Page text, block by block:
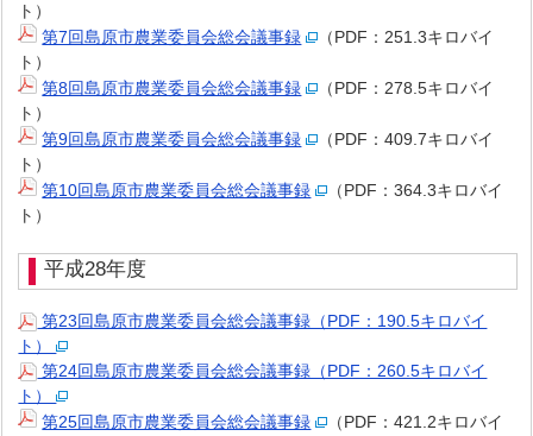
ト）
第7回島原市農業委員会総会議事録
（PDF：251.3キロバイ
ト）
第8回島原市農業委員会総会議事録
（PDF：278.5キロバイ
ト）
第9回島原市農業委員会総会議事録
（PDF：409.7キロバイ
ト）
第10回島原市農業委員会総会議事録
（PDF：364.3キロバイ
ト）
平成28年度
第23回島原市農業委員会総会議事録（PDF：190.5キロバイ
ト）
第24回島原市農業委員会総会議事録（PDF：260.5キロバイ
ト）
第25回島原市農業委員会総会議事録
（PDF：421.2キロバイ